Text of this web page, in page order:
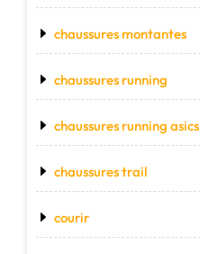
chaussures montantes
chaussures running
chaussures running asics
chaussures trail
courir